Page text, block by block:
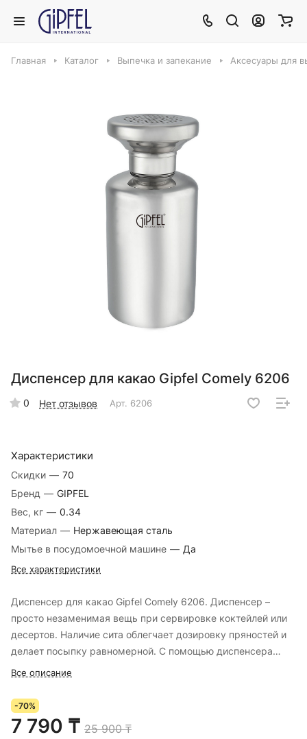
Главная Каталог Выпечка и запекание Аксесуары для
Диспенсер для какао Gipfel Comely 6206
0 Нет отзывов Арт. 6206
Характеристики
Скидки — 70
Бренд — GIPFEL
Вес, кг — 0.34
Материал — Нержавеющая сталь
Мытье в посудомоечной машине — Да
Все характеристики
Диспенсер для какао Gipfel Comely 6206. Диспенсер –
просто незаменимая вещь при сервировке коктейлей или
десертов. Наличие сита облегчает дозировку пряностей и
делает посыпку равномерной. С помощью диспенсера
можно легко украсить молочные коктейли шоколадной
верхний слой тирамису какао или посыпать кексы
сахарной пудрой.
Все описание
-70%
7 790 ₸ 25 900 ₸